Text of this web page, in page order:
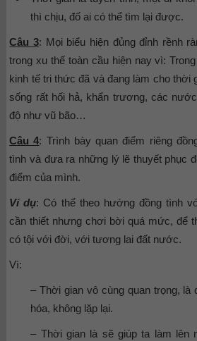
thì chịu, đố ai có thể tìm lại được.
Câu 3: Mọi biểu hiện đủng đỉnh rềnh
trong xu thế toàn cầu hiện nay vì:
kinh tế tri thức đã và đang làm cho thời
sống rất hối hả, khẩn trương, các
độ như vũ bão…
Câu 4: Trình bày quan điểm riêng
tình và đưa ra những lý lẽ thuyết phục
điểm của mình.
Ví dụ: Có thể theo hướng đồng tình
cần thiết nhưng chơi bời quá mức, để
có tội với đời, với tương lai đất nước.
Vì:
– Thời gian vô cùng quan trọng, là
hóa, không lặp lại.
– Thời gian là sẽ giúp ta làm lên